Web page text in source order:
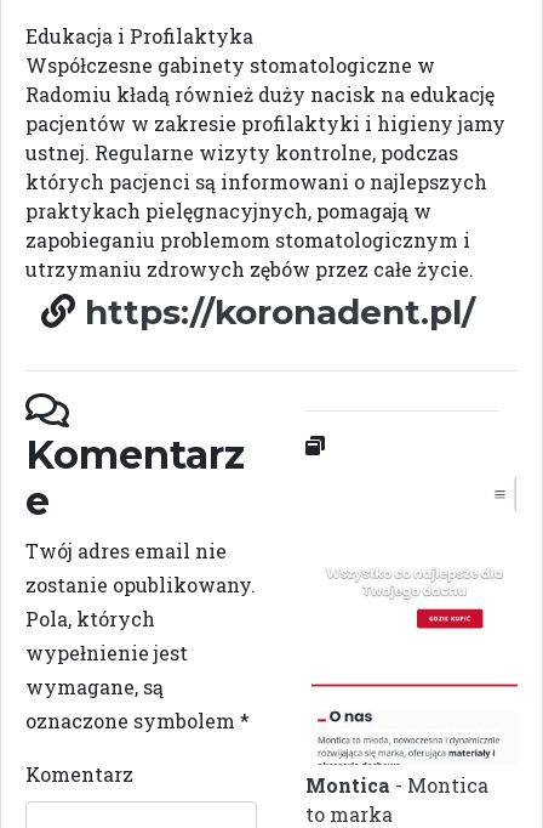
Edukacja i Profilaktyka
Współczesne gabinety stomatologiczne w
Radomiu kładą również duży nacisk na edukację
pacjentów w zakresie profilaktyki i higieny jamy
ustnej. Regularne wizyty kontrolne, podczas
których pacjenci są informowani o najlepszych
praktykach pielęgnacyjnych, pomagają w
zapobieganiu problemom stomatologicznym i
utrzymaniu zdrowych zębów przez całe życie.
https://koronadent.pl/
Komentarz
e
Twój adres email nie
zostanie opublikowany.
Pola, których
wypełnienie jest
wymagane, są
oznaczone symbolem *
Komentarz Montica - Montica
to marka